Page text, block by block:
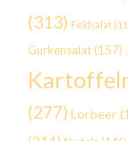
(313) Feldsalat
Gurkensalat (157)
(277) Lorbeer